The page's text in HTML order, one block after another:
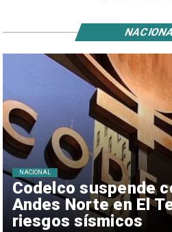
Codelco suspende
Andes Norte en El
riesgos sísmicos
NACIONAL